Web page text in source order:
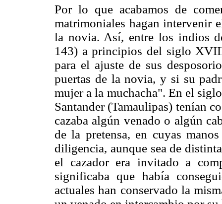
Por lo que acabamos de
matrimoniales hagan intervenir
la novia. Así, entre los indios
143) a principios del siglo
para el ajuste de sus
puertas de la novia, y si su
mujer a la muchacha". En el
Santander (Tamaulipas) tenían
cazaba algún venado o algún
de la pretensa, en cuyas
diligencia, aunque sea de
el cazador era invitado a
significaba que había
actuales han conservado la